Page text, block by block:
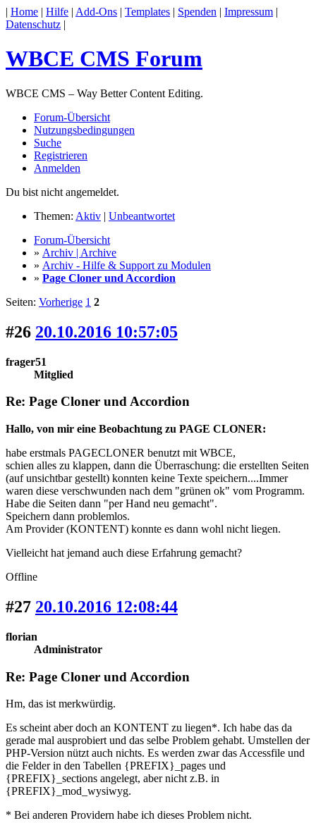
| Home | Hilfe | Add-Ons | Templates | Spenden | Impressum |
Datenschutz |
WBCE CMS Forum
WBCE CMS – Way Better Content Editing.
Forum-Übersicht
Nutzungsbedingungen
Suche
Registrieren
Anmelden
Du bist nicht angemeldet.
Themen: Aktiv | Unbeantwortet
Forum-Übersicht
» Archiv | Archive
» Archiv - Hilfe & Support zu Modulen
» Page Cloner und Accordion
Seiten: Vorherige 1 2
#26 20.10.2016 10:57:05
frager51
Mitglied
Re: Page Cloner und Accordion
Hallo, von mir eine Beobachtung zu PAGE CLONER:
habe erstmals PAGECLONER benutzt mit WBCE,
schien alles zu klappen, dann die Überraschung: die erstellten Seiten
(auf unsichtbar gestellt) konnten keine Texte speichern....Immer
waren diese verschwunden nach dem "grünen ok" vom Programm.
Habe die Seiten dann "per Hand neu gemacht".
Speichern dann problemlos.
Am Provider (KONTENT) konnte es dann wohl nicht liegen.
Vielleicht hat jemand auch diese Erfahrung gemacht?
Offline
#27 20.10.2016 12:08:44
florian
Administrator
Re: Page Cloner und Accordion
Hm, das ist merkwürdig.
Es scheint aber doch an KONTENT zu liegen*. Ich habe das da
gerade mal ausprobiert und das selbe Problem gehabt. Umstellen der
PHP-Version nützt auch nichts. Es werden zwar das Accessfile und
die Felder in den Tabellen {PREFIX}_pages und
{PREFIX}_sections angelegt, aber nicht z.B. in
{PREFIX}_mod_wysiwyg.
* Bei anderen Providern habe ich dieses Problem nicht.